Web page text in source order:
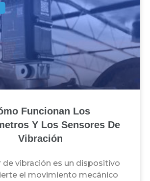
Funcionan Los
Y Los Sensores De
Vibración
de vibración es un dispositivo
el movimiento mecánico